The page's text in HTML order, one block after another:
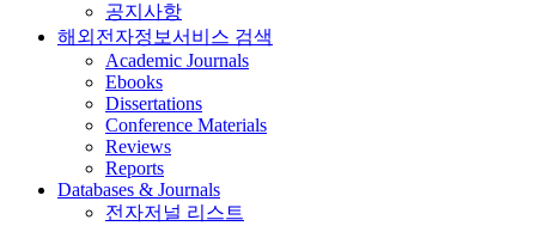
공지사항
해외전자정보서비스 검색
Academic Journals
Ebooks
Dissertations
Conference Materials
Reviews
Reports
Databases & Journals
전자저널 리스트